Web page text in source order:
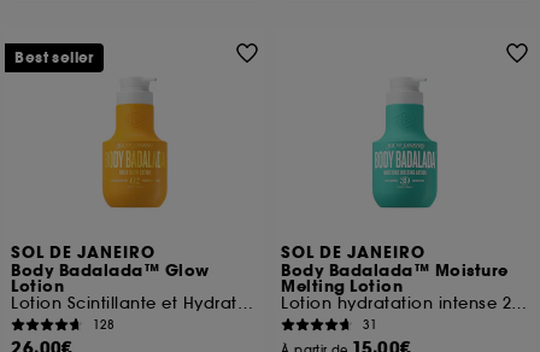
SOL DE JANEIRO
Body Badalada™ Glow
Lotion
Lotion Scintillante et Hydratante 24h
128
Best seller
SOL DE JANEIRO
Body Badalada™ Moisture
Melting Lotion
Lotion hydratation intense 24h
31